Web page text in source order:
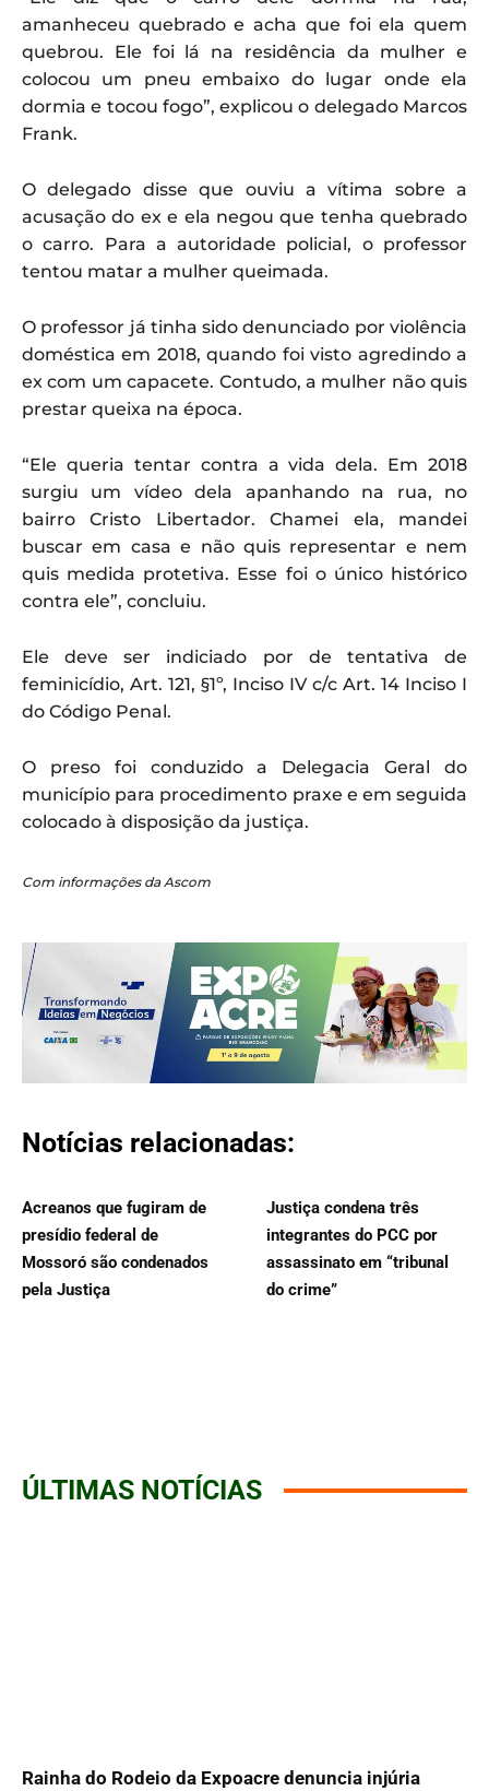
amanheceu quebrado e acha que foi ela quem
quebrou. Ele foi lá na residência da mulher e
colocou um pneu embaixo do lugar onde ela
dormia e tocou fogo”, explicou o delegado Marcos
Frank.
O delegado disse que ouviu a vítima sobre a
acusação do ex e ela negou que tenha quebrado
o carro. Para a autoridade policial, o professor
tentou matar a mulher queimada.
O professor já tinha sido denunciado por violência
doméstica em 2018, quando foi visto agredindo a
ex com um capacete. Contudo, a mulher não quis
prestar queixa na época.
“Ele queria tentar contra a vida dela. Em 2018
surgiu um vídeo dela apanhando na rua, no
bairro Cristo Libertador. Chamei ela, mandei
buscar em casa e não quis representar e nem
quis medida protetiva. Esse foi o único histórico
contra ele”, concluiu.
Ele deve ser indiciado por de tentativa de
feminicídio, Art. 121, §1º, Inciso IV c/c Art. 14 Inciso I
do Código Penal.
O preso foi conduzido a Delegacia Geral do
município para procedimento praxe e em seguida
colocado à disposição da justiça.
Com informações da Ascom
Notícias relacionadas:
Acreanos que fugiram de
presídio federal de
Mossoró são condenados
pela Justiça
Justiça condena três
integrantes do PCC por
assassinato em “tribunal
do crime”
ÚLTIMAS NOTÍCIAS
Rainha do Rodeio da Expoacre denuncia injúria